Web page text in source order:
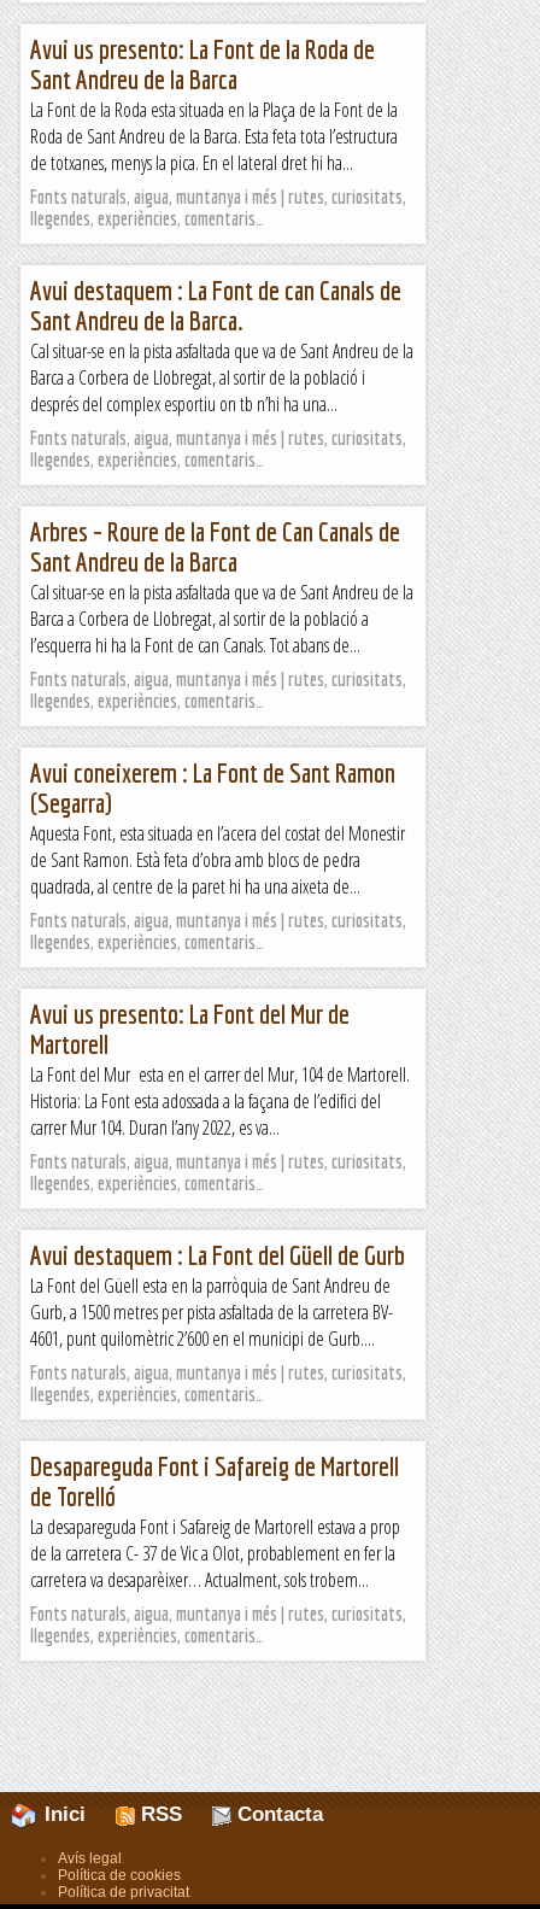
Avui us presento: La Font de la Roda de
Sant Andreu de la Barca
La Font de la Roda esta situada en la Plaça de la Font de la
Roda de Sant Andreu de la Barca. Esta feta tota l’estructura
de totxanes, menys la pica. En el lateral dret hi ha...
Fonts naturals, aigua, muntanya i més | rutes, curiositats,
llegendes, experiències, comentaris…
Avui destaquem : La Font de can Canals de
Sant Andreu de la Barca.
Cal situar-se en la pista asfaltada que va de Sant Andreu de la
Barca a Corbera de Llobregat, al sortir de la població i
després del complex esportiu on tb n’hi ha una...
Fonts naturals, aigua, muntanya i més | rutes, curiositats,
llegendes, experiències, comentaris…
Arbres – Roure de la Font de Can Canals de
Sant Andreu de la Barca
Cal situar-se en la pista asfaltada que va de Sant Andreu de la
Barca a Corbera de Llobregat, al sortir de la població a
l’esquerra hi ha la Font de can Canals. Tot abans de...
Fonts naturals, aigua, muntanya i més | rutes, curiositats,
llegendes, experiències, comentaris…
Avui coneixerem : La Font de Sant Ramon
(Segarra)
Aquesta Font, esta situada en l’acera del costat del Monestir
de Sant Ramon. Està feta d’obra amb blocs de pedra
quadrada, al centre de la paret hi ha una aixeta de...
Fonts naturals, aigua, muntanya i més | rutes, curiositats,
llegendes, experiències, comentaris…
Avui us presento: La Font del Mur de
Martorell
La Font del Mur esta en el carrer del Mur, 104 de Martorell.
Historia: La Font esta adossada a la façana de l’edifici del
carrer Mur 104. Duran l’any 2022, es va...
Fonts naturals, aigua, muntanya i més | rutes, curiositats,
llegendes, experiències, comentaris…
Avui destaquem : La Font del Güell de Gurb
La Font del Güell esta en la parròquia de Sant Andreu de
Gurb, a 1500 metres per pista asfaltada de la carretera BV-
4601, punt quilomètric 2’600 en el municipi de Gurb....
Fonts naturals, aigua, muntanya i més | rutes, curiositats,
llegendes, experiències, comentaris…
Desapareguda Font i Safareig de Martorell
de Torelló
La desapareguda Font i Safareig de Martorell estava a prop
de la carretera C- 37 de Vic a Olot, probablement en fer la
carretera va desaparèixer… Actualment, sols trobem...
Fonts naturals, aigua, muntanya i més | rutes, curiositats,
llegendes, experiències, comentaris…
Inici RSS Contacta
Avís legal .
Política de cookies.
Política de privacitat.